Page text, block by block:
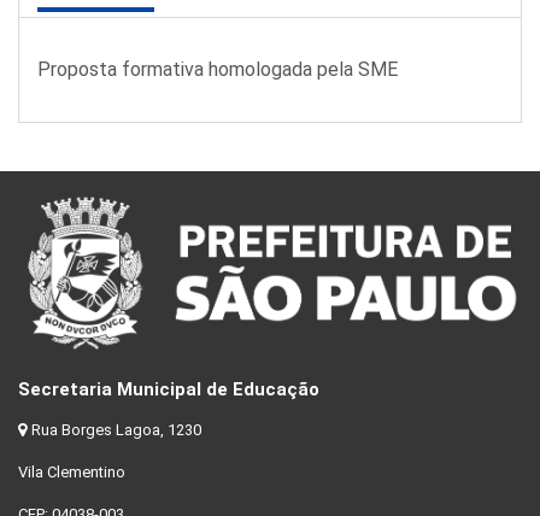
Proposta formativa homologada pela SME
Secretaria Municipal de Educação
Rua Borges Lagoa, 1230
Vila Clementino